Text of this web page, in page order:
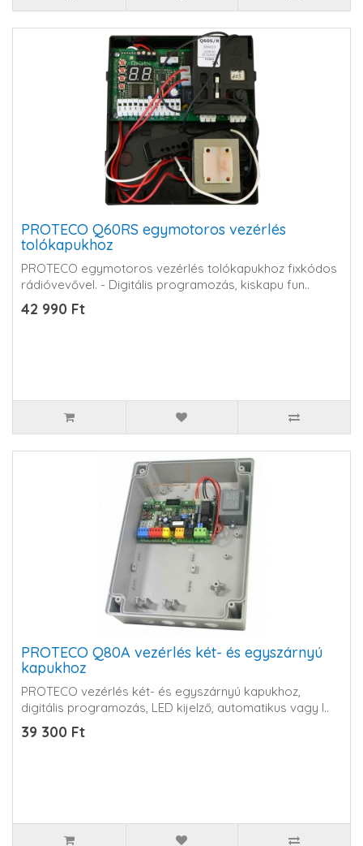
PROTECO Q60RS egymotoros vezérlés
tolókapukhoz
PROTECO egymotoros vezérlés tolókapukhoz fixkódos
rádióvevővel. - Digitális programozás, kiskapu fun..
42 990 Ft
PROTECO Q80A vezérlés két- és egyszárnyú
kapukhoz
PROTECO vezérlés két- és egyszárnyú kapukhoz,
digitális programozás, LED kijelző, automatikus vagy l..
39 300 Ft